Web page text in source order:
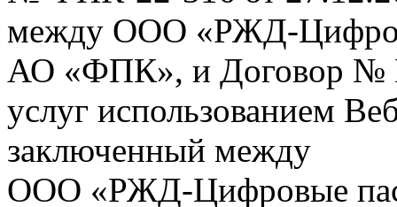
между ООО «РЖД-
АО «ФПК», и Договор №
услуг использованием
заключенный между
ООО «РЖД-Цифровые